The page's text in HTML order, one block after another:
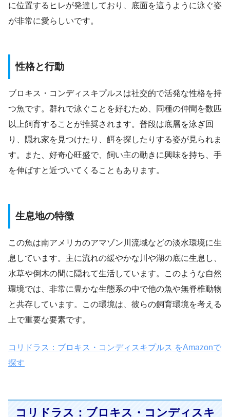
に位置するヒレが発達しており、底面を這うように泳ぐ姿
が非常に愛らしいです。
性格と行動
ブロキス・コンディスキプルスは社交的で活発な性格を持
つ魚です。群れで泳ぐことを好むため、同種の仲間を数匹
以上飼育することが推奨されます。普段は底層を泳ぎ回
り、隠れ家を見つけたり、餌を探したりする姿が見られま
す。また、好奇心旺盛で、飼い主の動きに興味を持ち、手
を伸ばすと近づいてくることもあります。
生息地の特徴
この魚は南アメリカのアマゾン川流域などの淡水環境に生
息しています。主に流れの緩やかな川や湖の底に生息し、
水草や倒木の間に隠れて生活しています。このような自然
環境では、非常に豊かな生態系の中で他の魚や無脊椎動物
と共存しています。この環境は、彼らの飼育環境を考える
上で重要な要素です。
コリドラス：ブロキス・コンディスキプルス をAmazonで
探す
コリドラス：ブロキス・コンディスキ